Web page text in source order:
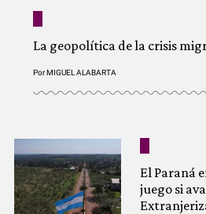
La geopolítica de la crisis
PorMIGUEL ALABARTA
El Paraná
juego si